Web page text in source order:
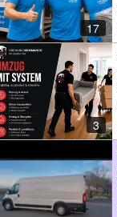
17
3